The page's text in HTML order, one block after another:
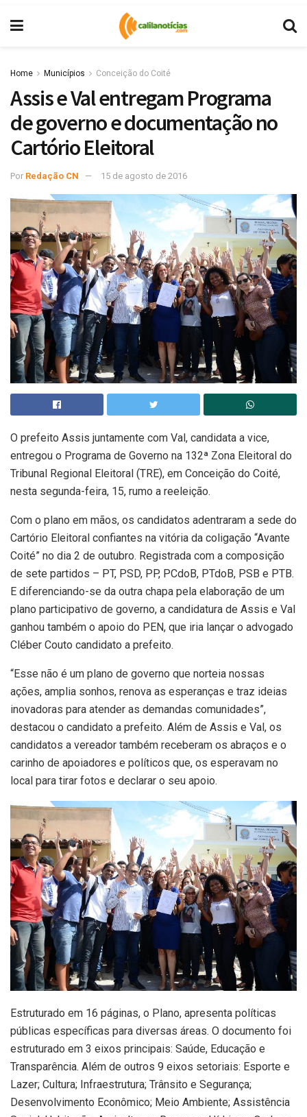
Home Municípios Conceição do Coité
Assis e Val entregam Programa
de governo e documentação no
Cartório Eleitoral
Por Redação CN 15 de agosto de 2016
O prefeito Assis juntamente com Val, candidata a vice,
entregou o Programa de Governo na 132ª Zona Eleitoral do
Tribunal Regional Eleitoral (TRE), em Conceição do Coité,
nesta segunda-feira, 15, rumo a reeleição.
Com o plano em mãos, os candidatos adentraram a sede do
Cartório Eleitoral confiantes na vitória da coligação “Avante
Coité” no dia 2 de outubro. Registrada com a composição
de sete partidos – PT, PSD, PP, PCdoB, PTdoB, PSB e PTB.
E diferenciando-se da outra chapa pela elaboração de um
plano participativo de governo, a candidatura de Assis e Val
ganhou também o apoio do PEN, que iria lançar o advogado
Cléber Couto candidato a prefeito.
“Esse não é um plano de governo que norteia nossas
ações, amplia sonhos, renova as esperanças e traz ideias
inovadoras para atender as demandas comunidades”,
destacou o candidato a prefeito. Além de Assis e Val, os
candidatos a vereador também receberam os abraços e o
carinho de apoiadores e políticos que, os esperavam no
local para tirar fotos e declarar o seu apoio.
Estruturado em 16 páginas, o Plano, apresenta políticas
públicas específicas para diversas áreas. O documento foi
estruturado em 3 eixos principais: Saúde, Educação e
Transparência. Além de outros 9 eixos setoriais: Esporte e
Lazer; Cultura; Infraestrutura; Trânsito e Segurança;
Desenvolvimento Econômico; Meio Ambiente; Assistência